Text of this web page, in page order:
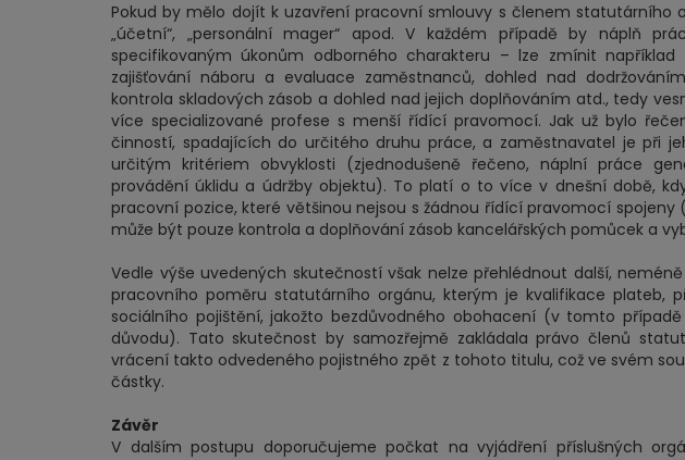
Pokud by mělo dojít k uzavření pracovní smlouvy s členem statutárního
„účetní“, „personální mager“ apod. V každém případě by náplň
specifikovaným úkonům odborného charakteru – lze zmínit
zajišťování náboru a evaluace zaměstnanců, dohled nad
kontrola skladových zásob a dohled nad jejich doplňováním atd., tedy
více specializované profese s menší řídící pravomocí. Jak už bylo
činností, spadajících do určitého druhu práce, a zaměstnavatel je při
určitým kritériem obvyklosti (zjednodušeně řečeno, náplní práce
provádění úklidu a údržby objektu). To platí o to více v dnešní době,
pracovní pozice, které většinou nejsou s žádnou řídící pravomocí
může být pouze kontrola a doplňování zásob kancelářských pomůcek a
Vedle výše uvedených skutečností však nelze přehlédnout další,
pracovního poměru statutárního orgánu, kterým je kvalifikace plateb,
sociálního pojištění, jakožto bezdůvodného obohacení (v tomto
důvodu). Tato skutečnost by samozřejmě zakládala právo členů
vrácení takto odvedeného pojistného zpět z tohoto titulu, což ve svém
částky.
Závěr
V dalším postupu doporučujeme počkat na vyjádření příslušných